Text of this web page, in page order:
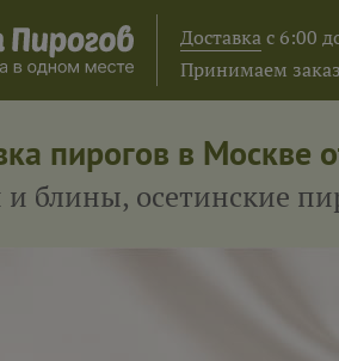
Доставкас 6:00
Принимаем
пирогов в Москве
и блины, осетинские